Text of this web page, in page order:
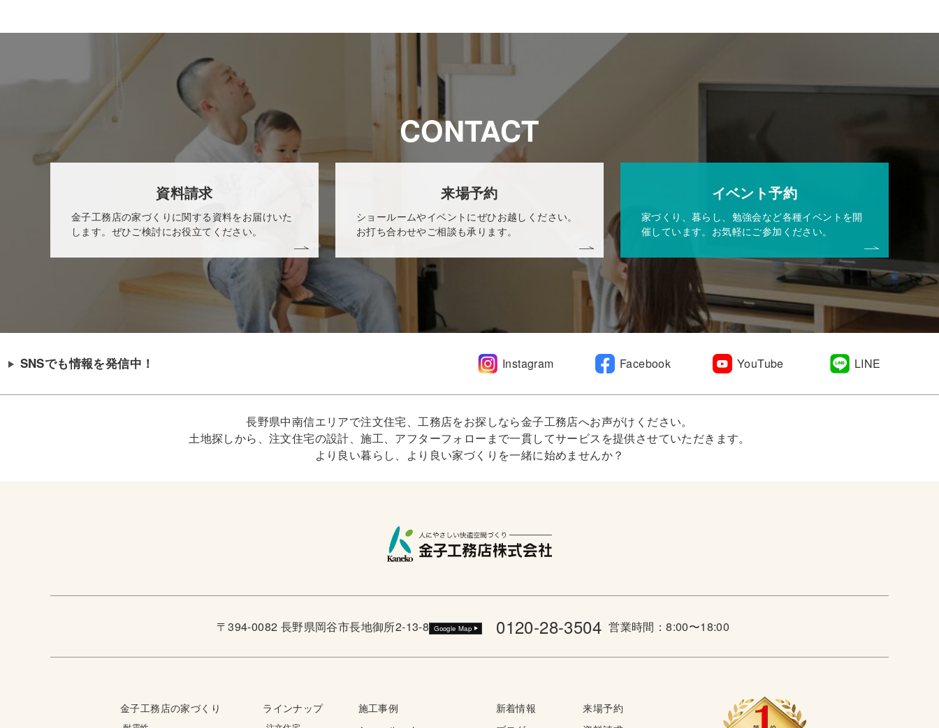
CONTACT
資料請求
金子工務店の家づくりに関する資料をお届けいた
します。ぜひご検討にお役立てください。
来場予約
ショールームやイベントにぜひお越しください。
お打ち合わせやご相談も承ります。
イベント予約
家づくり、暮らし、勉強会など各種イベントを開
催しています。お気軽にご参加ください。
SNSでも情報を発信中！ Instagram Facebook YouTube LINE
長野県中南信エリアで注文住宅、工務店をお探しなら金子工務店へお声がけください。
土地探しから、注文住宅の設計、施工、アフターフォローまで一貫してサービスを提供させていただきます。
より良い暮らし、より良い家づくりを一緒に始めませんか？
〒394-0082 長野県岡谷市長地御所2-13-8 Google Map 0120-28-3504 営業時間：8:00〜18:00
金子工務店の家づくり ラインナップ
施工事例
新着情報
来場予約